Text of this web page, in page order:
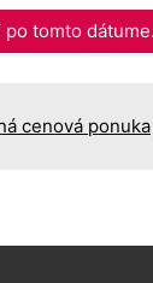
po tomto dátume.
cenová ponuka